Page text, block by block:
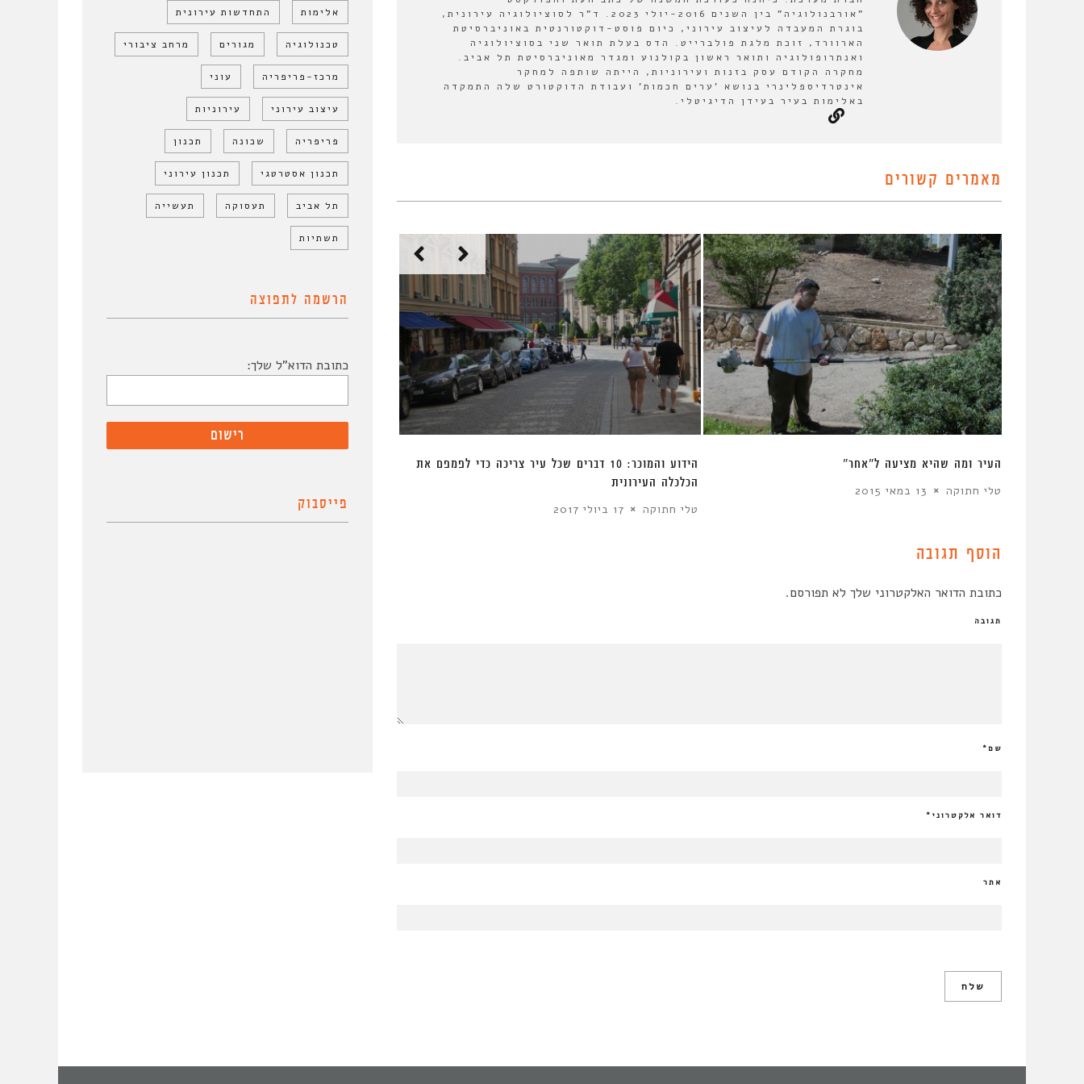
"אורבנולוגיה" בין השנים 2016-יולי 2023. ד"ר לסוציולוגיה עירונית,
בוגרת המעבדה לעיצוב עירוני, כיום פוסט-דוקטורנטית באוניברסיטת
הארוורד, זוכת מלגת פולברייט. הדס בעלת תואר שני בסוציולוגיה
ואנתרופולוגיה ותואר ראשון בקולנוע ומגדר מאוניברסיטת תל אביב.
מחקרה הקודם עסק בזנות ועירוניות, הייתה שותפה למחקר
אינטרדיספלינרי בנושא 'ערים חכמות' ועבודת הדוקטורט שלה התמקדה
באלימות בעיר בעידן הדיגיטלי.
מאמרים קשורים
הידוע והמוכר: 10 דברים שכל עיר צריכה כדי לפמפם את
הכלכלה העירונית
טלי חתוקה 17 ביולי 2017
העיר ומה שהיא מציעה ל”אחר”
טלי חתוקה 13 במאי 2015
הוסף תגובה
כתובת הדואר האלקטרוני שלך לא תפורסם.
תגובה
שם*
דואר אלקטרוני *
אתר
אלימות התחדשות עירונית
טכנולוגיה מגורים מרחב ציבורי
מרכז-פריפריה עוני
עיצוב עירוני עירוניות
פריפריה שכונה תכנון
תכנון אסטרטגי תכנון עירוני
תל אביב תעסוקה תעשייה
תשתיות
הרשמה לתפוצה
כתובת הדוא"ל שלך:
פייסבוק